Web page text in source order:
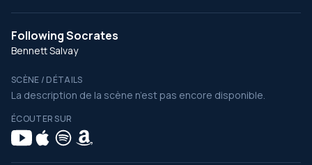
Following Socrates
Bennett Salvay
SCÈNE / DÉTAILS
La description de la scène n’est pas encore disponible.
ÉCOUTER SUR